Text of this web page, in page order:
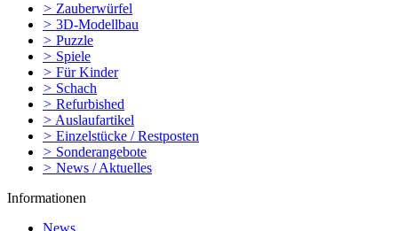
> Zauberwürfel
> 3D-Modellbau
> Puzzle
> Spiele
> Für Kinder
> Schach
> Refurbished
> Auslaufartikel
> Einzelstücke / Restposten
> Sonderangebote
> News / Aktuelles
Informationen
News